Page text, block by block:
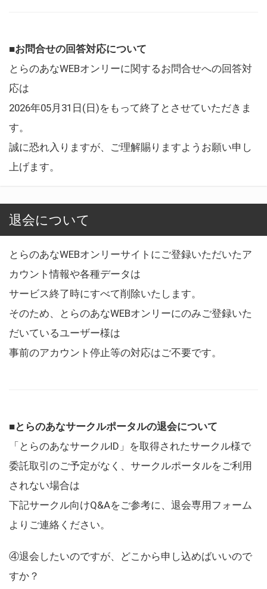
■お問合せの回答対応について
とらのあなWEBオンリーに関するお問合せへの回答対
応は
2026年05月31日(日)をもって終了とさせていただきま
す。
誠に恐れ入りますが、ご理解賜りますようお願い申し
上げます。
退会について
とらのあなWEBオンリーサイトにご登録いただいたア
カウント情報や各種データは
サービス終了時にすべて削除いたします。
そのため、とらのあなWEBオンリーにのみご登録いた
だいているユーザー様は
事前のアカウント停止等の対応はご不要です。
■とらのあなサークルポータルの退会について
「とらのあなサークルID」を取得されたサークル様で
委託取引のご予定がなく、サークルポータルをご利用
されない場合は
下記サークル向けQ&Aをご参考に、退会専用フォーム
よりご連絡ください。
④退会したいのですが、どこから申し込めばいいので
すか？